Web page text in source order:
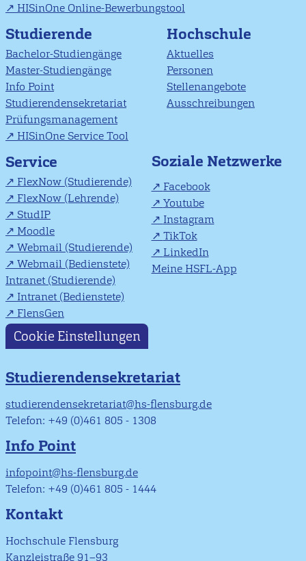
HISinOne Online-Bewerbungstool
Studierende
Bachelor-Studiengänge
Master-Studiengänge
Info Point
Studierendensekretariat
Prüfungsmanagement
HISinOne Service Tool
Hochschule
Aktuelles
Personen
Stellenangebote
Ausschreibungen
Service
FlexNow (Studierende)
FlexNow (Lehrende)
StudIP
Moodle
Webmail (Studierende)
Webmail (Bedienstete)
Intranet (Studierende)
Intranet (Bedienstete)
FlensGen
Soziale Netzwerke
Facebook
Youtube
Instagram
TikTok
LinkedIn
Meine HSFL-App
Cookie Einstellungen
Studierendensekretariat
studierendensekretariat@hs-flensburg.de
Telefon: +49 (0)461 805 - 1308
Info Point
infopoint@hs-flensburg.de
Telefon: +49 (0)461 805 - 1444
Kontakt
Hochschule Flensburg
Kanzleistraße 91–93